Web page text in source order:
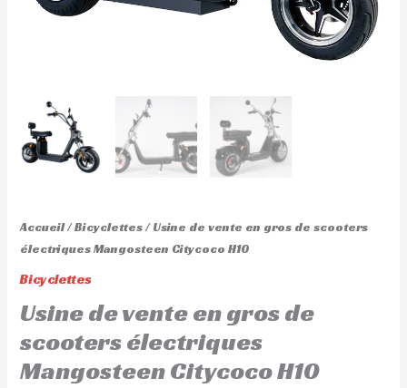
Accueil/Bicyclettes/ Usine de vente en gros de scooters
électriques Mangosteen Citycoco H10
Bicyclettes
Usine de vente en gros de
scooters électriques
Mangosteen Citycoco H10